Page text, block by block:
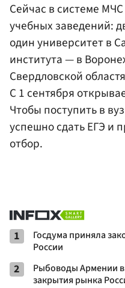
Сейчас в системе
учебных заведений:
один университет в
института — в
Свердловской
С 1 сентября
Чтобы поступить в
успешно сдать ЕГЭ и
отбор.
1
Госдума приняла
России
2
Рыбоводы Армении
закрытия рынка